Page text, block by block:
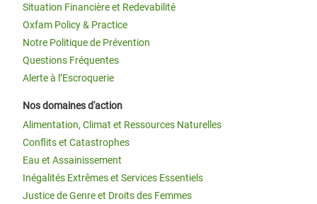
Situation Financière et Redevabilité
Oxfam Policy & Practice
Notre Politique de Prévention
Questions Fréquentes
Alerte à l’Escroquerie
Nos domaines d'action
Alimentation, Climat et Ressources Naturelles
Conflits et Catastrophes
Eau et Assainissement
Inégalités Extrêmes et Services Essentiels
Justice de Genre et Droits des Femmes